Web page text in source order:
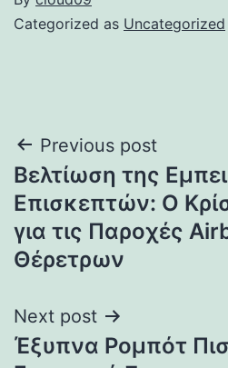
Categorized as Uncategorized
Post
navigation
Previous post
Βελτίωση της
Επισκεπτών: Ο
για τις Παροχές
Θέρετρων
Next post
Έξυπνα Ρομπότ